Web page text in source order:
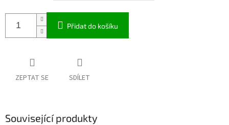
Přidat do košíku
ZEPTAT SE SDÍLET
Související produkty